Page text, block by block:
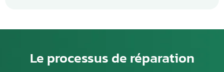
Le processus de réparation